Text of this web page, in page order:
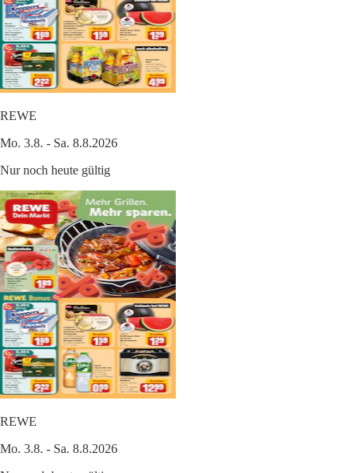
REWE
Mo. 3.8. - Sa. 8.8.2026
Nur noch heute gültig
REWE
Mo. 3.8. - Sa. 8.8.2026